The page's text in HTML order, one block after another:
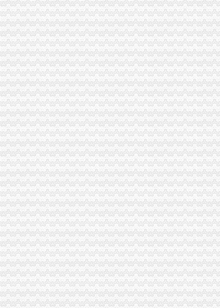
工商动态
万盛区工商分局重庆0元注册公司6.30任务完成情况
开县工商局免费注册公司采取四项措施确保中考高考顺利进行
经开区举行“诚信守约 无愧社会”重庆免费注册公司签名宣誓仪式
巴南局重庆0元注册公司扎实开展种子留样备查工作
各区县局1元注册公司立足职能努力为建设社会主义新农村服务
大渡口局“三个为主”一元注册公司流程创新消保维权工作机制
江北局重庆一元注册公司结合验照工作进一步落实就业再就业优惠政策
高新区局重庆一元注册公司规范审批与巡查监管并重强化户外广告监管
江津局着力加强非公有制经济的0元注册公司党建工作
2005年全市0元注册公司外商投资企业登记情况
长寿局重庆免费注册公司抓龙头企业规范农资管理
大渡口局积极开展“走近社区”1元注册公司活动
李晞朦副局0元注册公司长到南岸区工商分局指导工作
万州局认真贯彻落实全市一元注册公司工商行政管理工作会议精神
开县局重庆一元注册公司以行政执法和效能监察考核为抓手着力推进工商所建设
万州局将实行“五分”重庆一元注册公司运行方式创新办公室工作
涪陵区工商分局一元注册公司服务外企受称赞
市免费注册公司工商局三项措施加强食品保鲜膜销售和使用管理
李晞朦副局如何一元钱办公司长到渝北区工商分局检查广告整治工作
南岸区工商分局加强国庆节日市如何一元钱办公司场监管
注册资金为1元
甲公司是一家有限责任公司,注册资本为1亿元。截至2009年12月,公
注册资本登记制度改革满月“一元公司”江苏只出现一家-搜狐滚动
认缴注册资金
注册资本认缴期限是多久,注册资本认缴可能会出现的问题-法邦网
注册资本认缴等于“不用缴”吗
0注册资金
专业注册开封公司财务代理0注册资金悦达财务
深圳0元开公司,注册资金认缴制是什么意思？_搜狐社会_搜狐网